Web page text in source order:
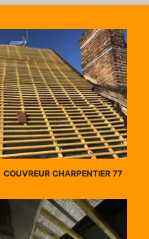
COUVREUR CHARPENTIER 77